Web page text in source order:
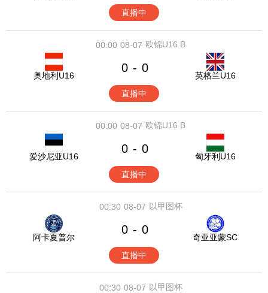
直播中
08-07
00:00 欧锦U16 B
奥地利U16
0 - 0
英格兰U16
直播中
08-07
00:00 欧锦U16 B
爱沙尼亚U16
0 - 0
匈牙利U16
直播中
08-07
00:30 以甲图杯
阿卡夏普尔
0 - 0
奇亚亚蒙SC
直播中
08-07
00:30 以甲图杯